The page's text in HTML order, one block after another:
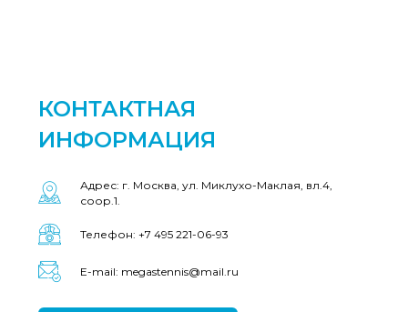
КОНТАКТНАЯ
ИНФОРМАЦИЯ
Адрес: г. Москва, ул. Миклухо-Маклая, вл.4,
соор.1.
Телефон: +7 495 221-06-93
E-mail: megastennis@mail.ru